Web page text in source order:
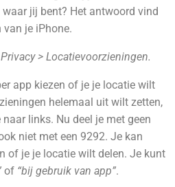
jij bent? Het antwoord vind
je iPhone.
> Locatievoorzieningen.
app kiezen of je je locatie wilt
helemaal uit wilt zetten,
links. Nu deel je met geen
niet met een 9292. Je kan
of je je locatie wilt delen. Je kunt
of “bij gebruik van app”.